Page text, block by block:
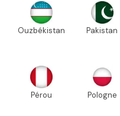
Ouzbékistan Pakistan
Pérou Pologne